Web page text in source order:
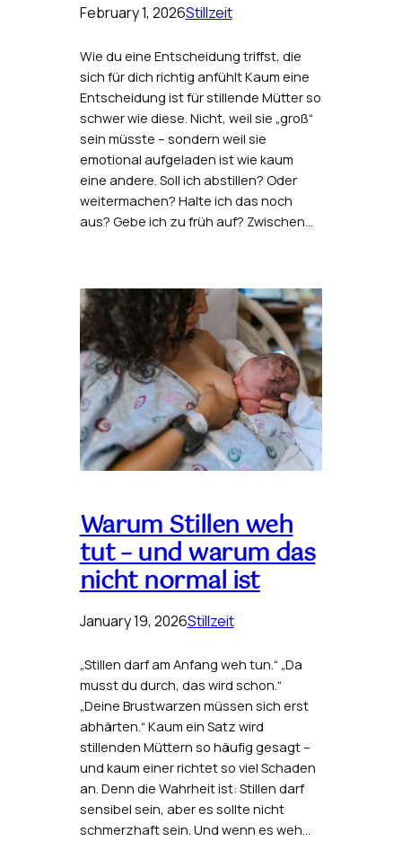
February 1, 2026Stillzeit
Wie du eine Entscheidung triffst, die
sich für dich richtig anfühlt Kaum eine
Entscheidung ist für stillende Mütter so
schwer wie diese. Nicht, weil sie „groß“
sein müsste – sondern weil sie
emotional aufgeladen ist wie kaum
eine andere. Soll ich abstillen? Oder
weitermachen? Halte ich das noch
aus? Gebe ich zu früh auf? Zwischen…
Warum Stillen weh
tut – und warum das
nicht normal ist
January 19, 2026Stillzeit
„Stillen darf am Anfang weh tun.“ „Da
musst du durch, das wird schon.“
„Deine Brustwarzen müssen sich erst
abhärten.“ Kaum ein Satz wird
stillenden Müttern so häufig gesagt –
und kaum einer richtet so viel Schaden
an. Denn die Wahrheit ist: Stillen darf
sensibel sein, aber es sollte nicht
schmerzhaft sein. Und wenn es weh…